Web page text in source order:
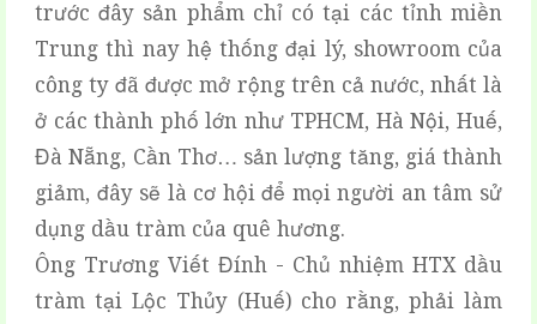
trước đây sản phẩm chỉ có tại các tỉnh miền
Trung thì nay hệ thống đại lý, showroom của
công ty đã được mở rộng trên cả nước, nhất là
ở các thành phố lớn như TPHCM, Hà Nội, Huế,
Đà Nẵng, Cần Thơ… sản lượng tăng, giá thành
giảm, đây sẽ là cơ hội để mọi người an tâm sử
dụng dầu tràm của quê hương.
Ông Trương Viết Đính - Chủ nhiệm HTX dầu
tràm tại Lộc Thủy (Huế) cho rằng, phải làm